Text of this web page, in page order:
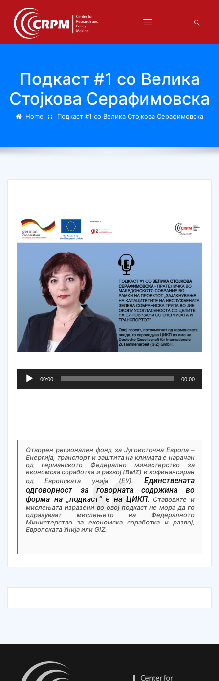
Подкаст #1 со Велика
Стојкова Серафимовска
Home Подкаст #1 со Велика Стојкова Серафимовска
Audio
Player
00:00 00:00
Отворен регионален фонд за Југоисточна Европа –
Eнергија, транспорт и заштита на климата е нарачан
од германското Федерално министерство за
економска соработка и развој (BMZ) и кофинансиран
од Европската унија (ЕУ). Единствената
одговорност за говорната содржина во
форма на „подкаст“ е на ЦИКП. Ставовите и
мислењата изразени во овој подкаст не мора да го
одразуваат мислењето на Федералното
Министерство за економска соработка и развој,
Европската Унија или GIZ.